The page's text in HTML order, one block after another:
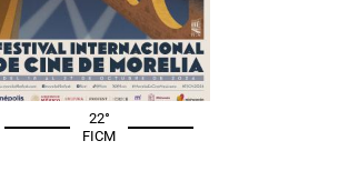
22°
FICM